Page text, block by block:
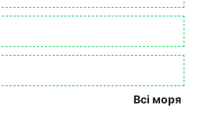
Всі моря